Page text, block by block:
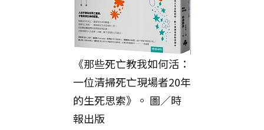
《那些死亡教我如何活：
一位清掃死亡現場者20年
的生死思索》。 圖／時
報出版